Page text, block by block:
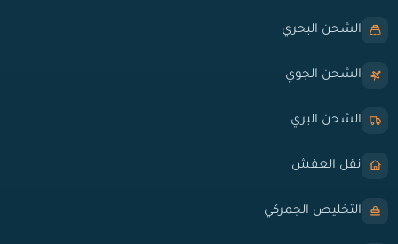
الشحن البحري
الشحن الجوي
الشحن البري
نقل العفش
التخليص الجمركي